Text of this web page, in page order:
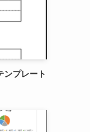
ンプレート